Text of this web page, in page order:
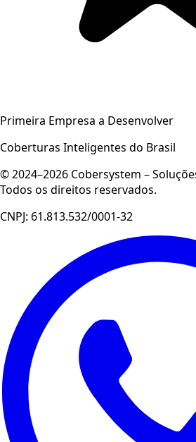
Primeira Empresa a Desenvolver
Coberturas Inteligentes do Brasil
© 2024–2026 Cobersystem –
Todos os direitos reservados.
CNPJ: 61.813.532/0001-32